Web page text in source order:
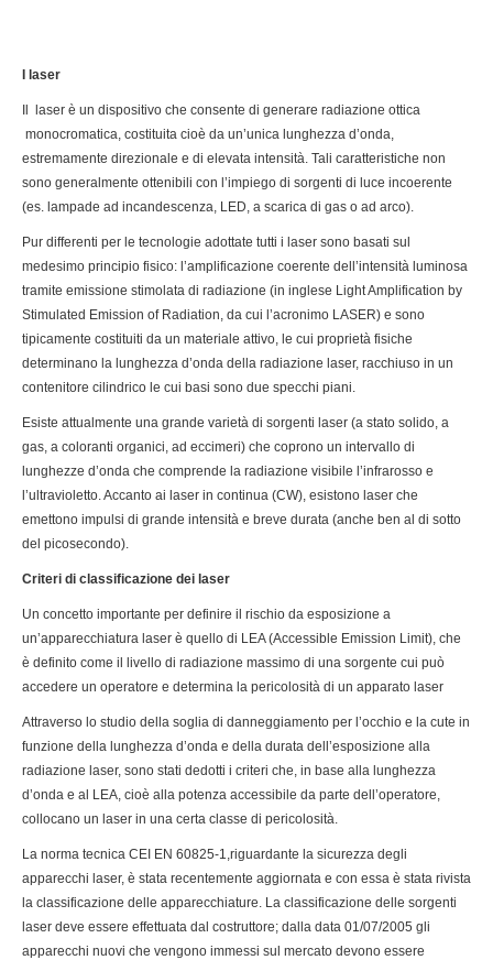
I laser
Il laser è un dispositivo che consente di generare radiazione ottica
monocromatica, costituita cioè da un’unica lunghezza d’onda,
estremamente direzionale e di elevata intensità. Tali caratteristiche non
sono generalmente ottenibili con l’impiego di sorgenti di luce incoerente
(es. lampade ad incandescenza, LED, a scarica di gas o ad arco).
Pur differenti per le tecnologie adottate tutti i laser sono basati sul
medesimo principio fisico: l’amplificazione coerente dell’intensità luminosa
tramite emissione stimolata di radiazione (in inglese Light Amplification by
Stimulated Emission of Radiation, da cui l’acronimo LASER) e sono
tipicamente costituiti da un materiale attivo, le cui proprietà fisiche
determinano la lunghezza d’onda della radiazione laser, racchiuso in un
contenitore cilindrico le cui basi sono due specchi piani.
Esiste attualmente una grande varietà di sorgenti laser (a stato solido, a
gas, a coloranti organici, ad eccimeri) che coprono un intervallo di
lunghezze d’onda che comprende la radiazione visibile l’infrarosso e
l’ultravioletto. Accanto ai laser in continua (CW), esistono laser che
emettono impulsi di grande intensità e breve durata (anche ben al di sotto
del picosecondo).
Criteri di classificazione dei laser
Un concetto importante per definire il rischio da esposizione a
un’apparecchiatura laser è quello di LEA (Accessible Emission Limit), che
è definito come il livello di radiazione massimo di una sorgente cui può
accedere un operatore e determina la pericolosità di un apparato laser
Attraverso lo studio della soglia di danneggiamento per l’occhio e la cute in
funzione della lunghezza d’onda e della durata dell’esposizione alla
radiazione laser, sono stati dedotti i criteri che, in base alla lunghezza
d’onda e al LEA, cioè alla potenza accessibile da parte dell’operatore,
collocano un laser in una certa classe di pericolosità.
La norma tecnica CEI EN 60825-1,riguardante la sicurezza degli
apparecchi laser, è stata recentemente aggiornata e con essa è stata rivista
la classificazione delle apparecchiature. La classificazione delle sorgenti
laser deve essere effettuata dal costruttore; dalla data 01/07/2005 gli
apparecchi nuovi che vengono immessi sul mercato devono essere